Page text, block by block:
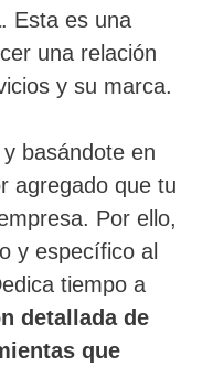
. Esta es una
una relación
y su marca.
basándote en
agregado que tu
Por ello,
y específico al
tiempo a
detallada de
que